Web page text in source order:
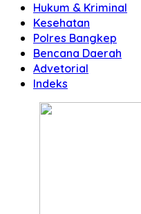
Hukum & Kriminal
Kesehatan
Polres Bangkep
Bencana Daerah
Advetorial
Indeks